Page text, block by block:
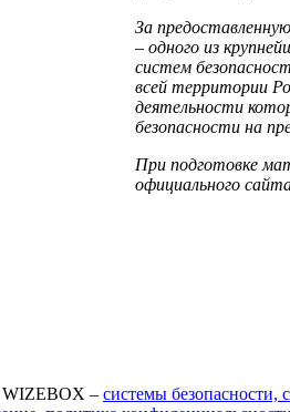
За
– одного из
систем
всей территории
деятельности
безопасности на
При подготовке
официального
WIZEBOX – системы безопасности,